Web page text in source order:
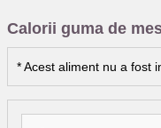
Calorii guma de
* Acest aliment nu a fost